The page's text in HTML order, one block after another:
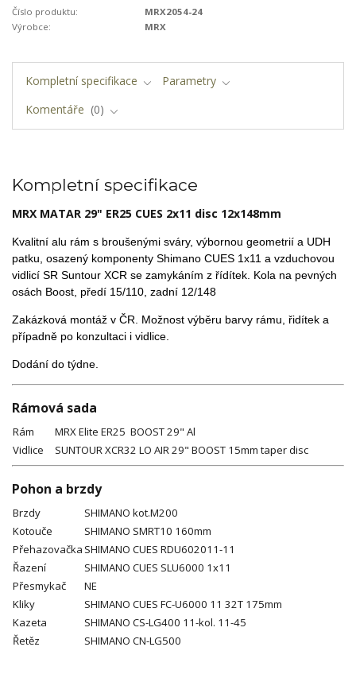
Číslo produktu:
MRX2054-24
Výrobce:
MRX
Kompletní specifikace
Parametry
Komentáře
0
Kompletní specifikace
MRX MATAR 29" ER25 CUES 2x11 disc 12x148mm
Kvalitní alu rám s broušenými sváry, výbornou geometrií a UDH
patku, osazený komponenty Shimano CUES 1x11 a vzduchovou
vidlicí SR Suntour XCR se zamykáním z řídítek. Kola na pevných
osách Boost, předí 15/110, zadní 12/148
Zakázková montáž v ČR. Možnost výběru barvy rámu, řidítek a
případně po konzultaci i vidlice.
Dodání do týdne.
Rámová sada
Rám
MRX Elite ER25 BOOST 29" Al
Vidlice
SUNTOUR XCR32 LO AIR 29" BOOST 15mm taper disc
Pohon a brzdy
Brzdy
SHIMANO kot.M200
Kotouče
SHIMANO SMRT10 160mm
Přehazovačka SHIMANO CUES RDU602011-11
Řazení
SHIMANO CUES SLU6000 1x11
Přesmykač
NE
Kliky
SHIMANO CUES FC-U6000 11 32T 175mm
Kazeta
SHIMANO CS-LG400 11-kol. 11-45
Řetěz
SHIMANO CN-LG500